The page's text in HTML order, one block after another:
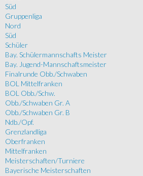
Süd
Gruppenliga
Nord
Süd
Schüler
Bay. Schülermannschafts Meister
Bay. Jugend-Mannschaftsmeister
Finalrunde Obb./Schwaben
BOL Mittelfranken
BOL Obb./Schw.
Obb./Schwaben Gr. A
Obb./Schwaben Gr. B
Ndb./Opf.
Grenzlandliga
Oberfranken
Mittelfranken
Meisterschaften/Turniere
Bayerische Meisterschaften